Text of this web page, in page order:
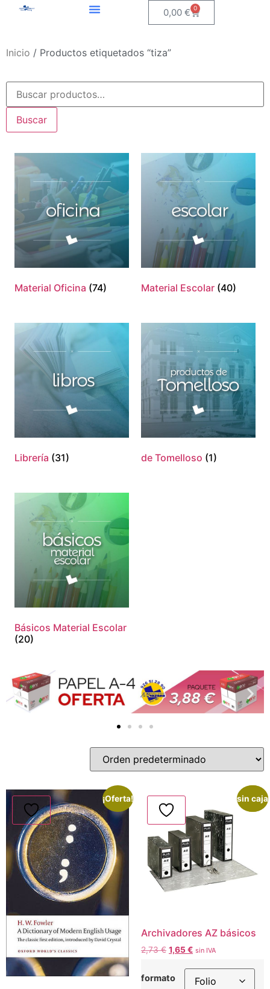
0,00€ 0
Inicio / Productos etiquetados “tiza”
Buscar
Material Oficina (74) Material Escolar (40)
Librería (31) de Tomelloso (1)
Básicos Material Escolar
(20)
¡Oferta! ¡Oferta!
sin caja
Archivadores AZ básicos
2,73€ 1,65€ sin IVA
formato